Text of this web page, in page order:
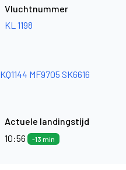
Vluchtnummer
KL 1198
KQ1144 MF9705 SK6616
Actuele landingstijd
10:56
-13 min